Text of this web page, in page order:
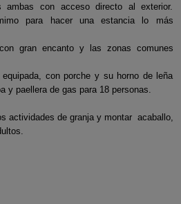
con acceso directo al exterior.
para hacer una estancia lo más
gran encanto y las zonas comunes
con porche y su horno de leña
y paellera de gas para 18 personas.
actividades de granja y montar acaballo,